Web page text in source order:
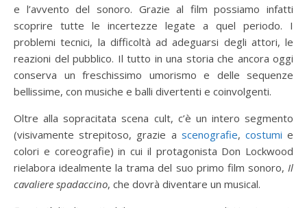
e l’avvento del sonoro. Grazie al film possiamo infatti
scoprire tutte le incertezze legate a quel periodo. I
problemi tecnici, la difficoltà ad adeguarsi degli attori, le
reazioni del pubblico. Il tutto in una storia che ancora oggi
conserva un freschissimo umorismo e delle sequenze
bellissime, con musiche e balli divertenti e coinvolgenti.
Oltre alla sopracitata scena cult, c’è un intero segmento
(visivamente strepitoso, grazie a scenografie, costumi e
colori e coreografie) in cui il protagonista Don Lockwood
rielabora idealmente la trama del suo primo film sonoro, Il
cavaliere spadaccino, che dovrà diventare un musical.